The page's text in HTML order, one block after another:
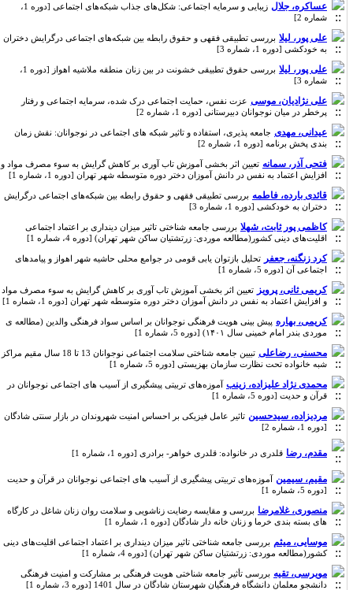
عساکره، جلال
زیبایی و سرمایه اجتماعی: شکل‌های جذاب شبکه‌های اجتماعی [دوره 1،
شماره 2]
علی پور، لیلا بررسی تطبیقی فقهی و حقوق رابطه بین شبکه‌های اجتماعی درگرایش دختران
به خودکشی [دوره 1، شماره 3]
علی پور، لیلا
بررسی حقوق تطبیقی خشونت در بین زنان منطقه ملاشیه اهواز [دوره 1،
شماره 3]
علی نژادیان، موسی عزت نفس، حمایت اجتماعی درک شده، سرمایه اجتماعی و رفتار
پرخطر در میان نوجوانان دبیرستانی [دوره 1، شماره 2]
عیدانی، مهدی جامعه پذیری، استفاده و تاثیر شبکه های اجتماعی در نوجوانان: نقش زمان
بندی پخش برنامه [دوره 1، شماره 2]
فتحی آذر، سمانه تعیین اثر بخشی آموزش تاب آوری بر کاهش گرایش به سوء مصرف مواد و
افزایش اعتماد به نفس در دانش آموزان دختر دوره متوسطه شهر تهران [دوره 1، شماره 1]
قائدی بارده، فاطمه بررسی تطبیقی فقهی و حقوق رابطه بین شبکه‌های اجتماعی درگرایش
دختران به خودکشی [دوره 1، شماره 3]
کاظمی پور ثابت، شهلا بررسی جامعه شناختی تاثیر میزان دینداری بر اعتماد اجتماعی
اقلیت‌های دینی کشور(مطالعه موردی: زرتشتیان ساکن شهر تهران) [دوره 4، شماره 1]
کرد زنگنه، جعفر تحلیل بازتوان یابی قومی در جوامع محلی حاشیه شهر اهواز و پیامدهای
اجتماعی آن [دوره 5، شماره 1]
کریمی ثانی، پرویز تعیین اثر بخشی آموزش تاب آوری بر کاهش گرایش به سوء مصرف مواد
و افزایش اعتماد به نفس در دانش آموزان دختر دوره متوسطه شهر تهران [دوره 1، شماره 1]
کریمی، بهاره پیش بینی هویت فرهنگی نوجوانان بر اساس سواد فرهنگی والدین (مطالعه ی
موردی بندر امام خمینی سال ۱۴۰۱) [دوره 5، شماره 1]
محسنی، رضاعلی
تبیین جامعه شناختی سلامت اجتماعی نوجوانان 13 تا 18 سال مقیم مراکز
شبه خانواده تحت نظارت سازمان بهزیستی [دوره 5، شماره 1]
محمدی نژاد علیزاده، زینب آموزه‌های تربیتی پیشگیری از آسیب های اجتماعی نوجوانان در
قرآن و حدیت [دوره 5، شماره 1]
مردیزاده، سیدحسین تاثیر عامل فیزیکی بر احساس امنیت شهروندان در بازار سنتی شادگان
[دوره 1، شماره 2]
مقدم، رضا قلدری در خانواده: قلدری خواهر- برادری [دوره 1، شماره 1]
مقیم، سیمین آموزه‌های تربیتی پیشگیری از آسیب های اجتماعی نوجوانان در قرآن و حدیت
[دوره 5، شماره 1]
منصوری، غلامرضا بررسی و مقایسه رضایت زناشویی و سلامت روان زنان شاغل در کارگاه
های بسته بندی خرما و زنان خانه دار شادگان [دوره 1، شماره 1]
موسایی، میثم بررسی جامعه شناختی تاثیر میزان دینداری بر اعتماد اجتماعی اقلیت‌های دینی
کشور(مطالعه موردی: زرتشتیان ساکن شهر تهران) [دوره 4، شماره 1]
مویرسی، تقیه بررسی تأثیر جامعه شناختی هویت فرهنگی بر مشارکت و امنیت فرهنگی
دانشجو معلمان دانشگاه فرهنگیان شهرستان شادگان در سال 1401 [دوره 3، شماره 1]